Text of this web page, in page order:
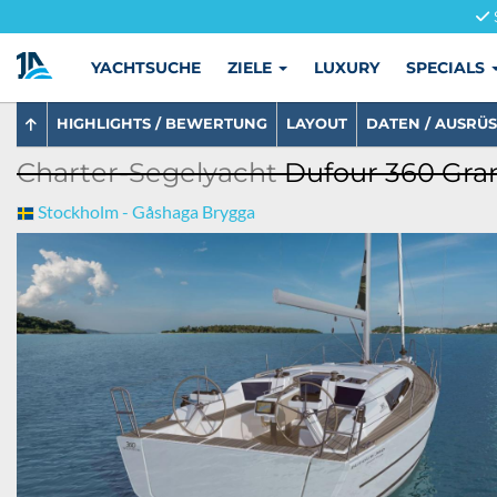
YACHTSUCHE ZIELE LUXURY SPECIALS
HIGHLIGHTS / BEWERTUNG LAYOUT DATEN /
Charter-SegelyachtDufour 360
Stockholm - Gåshaga Brygga